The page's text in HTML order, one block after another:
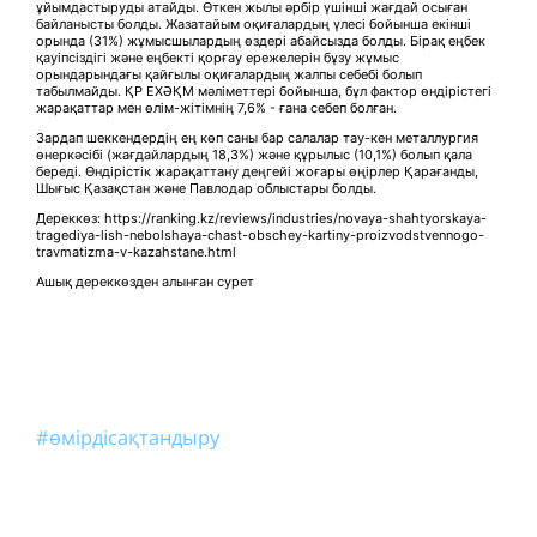
ұйымдастыруды атайды. Өткен жылы әрбір үшінші жағдай осыған
байланысты болды. Жазатайым оқиғалардың үлесі бойынша екінші
орында (31%) жұмысшылардың өздері абайсызда болды. Бірақ еңбек
қауіпсіздігі және еңбекті қорғау ережелерін бұзу жұмыс
орындарындағы қайғылы оқиғалардың жалпы себебі болып
табылмайды. ҚР ЕХӘҚМ мәліметтері бойынша, бұл фактор өндірістегі
жарақаттар мен өлім-жітімнің 7,6% - ғана себеп болған.
Зардап шеккендердің ең көп саны бар салалар тау-кен металлургия
өнеркәсібі (жағдайлардың 18,3%) және құрылыс (10,1%) болып қала
береді. Өндірістік жарақаттану деңгейі жоғары өңірлер Қарағанды,
Шығыс Қазақстан және Павлодар облыстары болды.
Дереккөз: https://ranking.kz/reviews/industries/novaya-shahtyorskaya-
tragediya-lish-nebolshaya-chast-obschey-kartiny-proizvodstvennogo-
travmatizma-v-kazahstane.html
Ашық дереккөзден алынған сурет
#өмірдісақтандыру